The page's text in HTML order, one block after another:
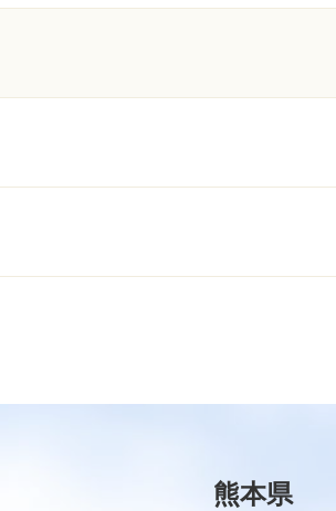
熊本県